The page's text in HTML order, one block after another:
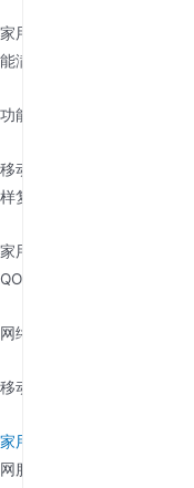
家用路由器：可同时连接更
能满足更多用户的需求。
功能与设置：
移动WiFi：通常功能简化，
样复杂。
家用路由器：功能丰富，设
QOS 等，用户可以灵活管理
网络类型：
移动WiFi：通常支持4G/5G
家用路由器
：通常连接到
网服务。